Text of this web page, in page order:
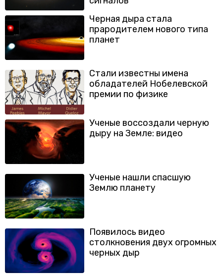
Черная дыра стала
прародителем нового типа
планет
Стали известны имена
обладателей Нобелевской
премии по физике
Ученые воссоздали черную
дыру на Земле: видео
Ученые нашли спасшую
Землю планету
Появилось видео
столкновения двух огромных
черных дыр